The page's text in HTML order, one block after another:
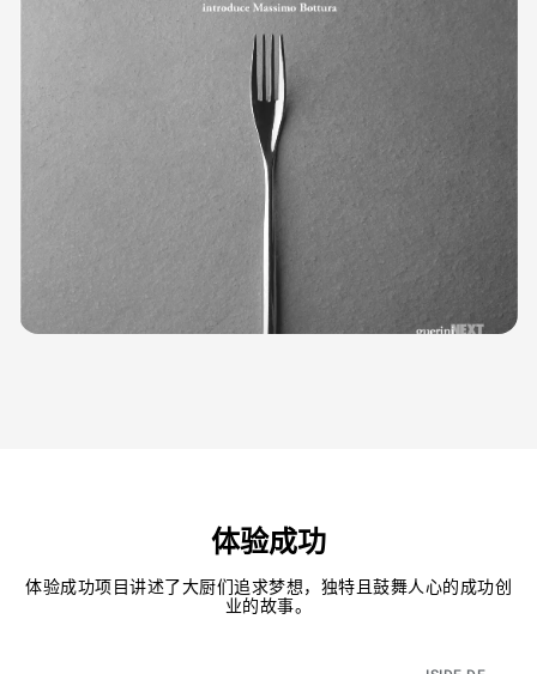
体验成功
体验成功项目讲述了大厨们追求梦想，独特且鼓舞人心的成功创
业的故事。